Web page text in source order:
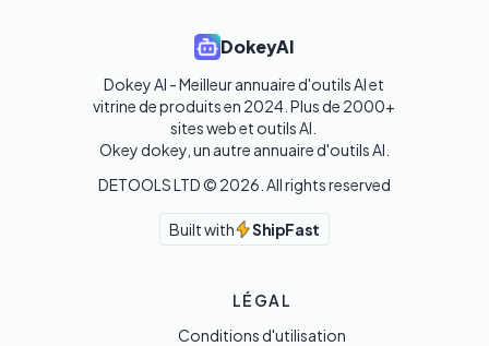
DokeyAI
Dokey AI - Meilleur annuaire d'outils AI et
vitrine de produits en 2024. Plus de 2000+
sites web et outils AI.
Okey dokey, un autre annuaire d'outils AI.
DETOOLS LTD © 2026 . All rights reserved
Built with ShipFast
LÉGAL
Conditions d'utilisation